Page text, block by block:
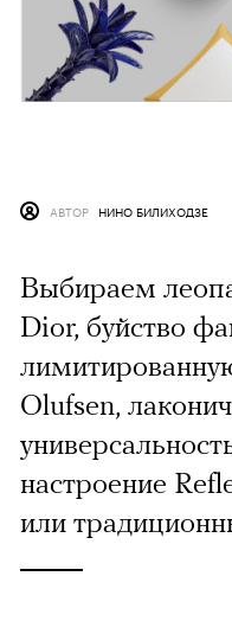
АВТОР НИНО БИЛИХОДЗЕ
Выбираем
Dior, буйство
Olufsen,
настроение
или